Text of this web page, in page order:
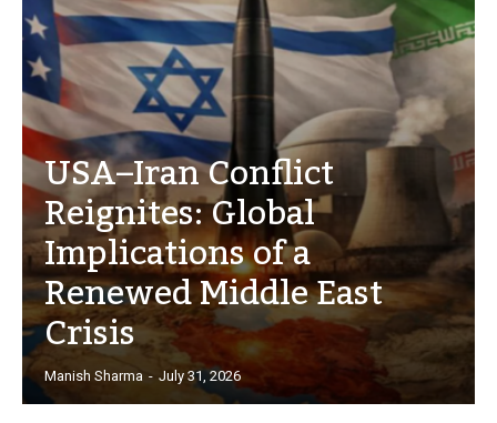
USA–Iran Conflict
Reignites: Global
Implications of a
Renewed Middle East
Crisis
Manish Sharma - July 31, 2026